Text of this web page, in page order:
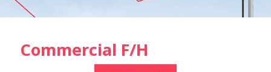
Commercial F/H